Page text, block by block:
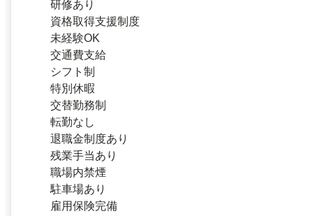
研修あり
資格取得支援制度
未経験OK
交通費支給
シフト制
特別休暇
交替勤務制
転勤なし
退職金制度あり
残業手当あり
職場内禁煙
駐車場あり
雇用保険完備